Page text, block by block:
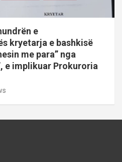
e
kryetarja e bashkisë
me para” nga
e implikuar Prokuroria